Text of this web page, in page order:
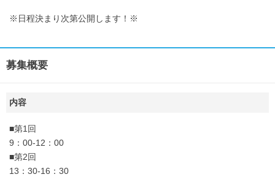
※日程決まり次第公開します！※
募集概要
内容
■第1回
9：00-12：00
■第2回
13：30-16：30